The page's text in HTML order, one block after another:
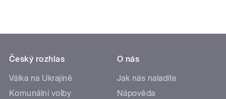
Český rozhlas
Válka na Ukrajině
Komunální volby
O nás
Jak nás naladíte
Nápověda